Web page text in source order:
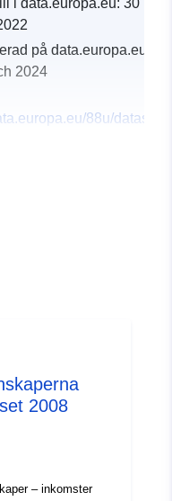
i data.europa.eu: 30
på data.europa.eu:
2024
88u/
2008
– inkomster